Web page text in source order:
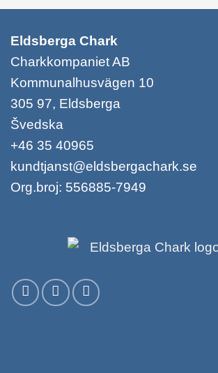
Eldsberga Chark
Charkkompaniet AB
Kommunalhusvägen 10
305 97, Eldsberga
Švedska
+46 35 40965
kundtjanst@eldsbergachark.se
Org.broj: 556885-7949